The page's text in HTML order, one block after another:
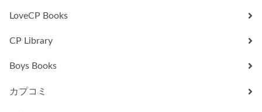
LoveCP Books
CP Library
Boys Books
カプコミ